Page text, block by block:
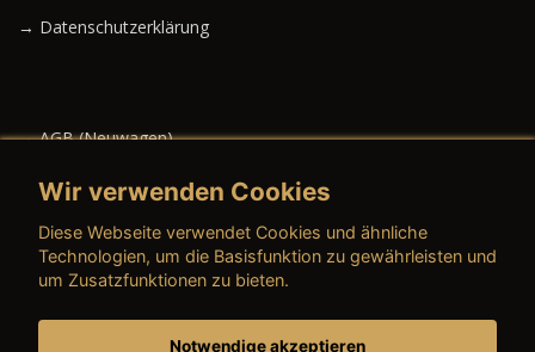
→ Datenschutzerklärung
→ AGB (Neuwagen)
→ AGB (Gebrauchtwagen)
→ AGB (Teile & Zubehör)
→ AGB (Dienstleistungen)
Wir verwenden Cookies
Diese Webseite verwendet Cookies und ähnliche
Technologien, um die Basisfunktion zu gewährleisten und
um Zusatzfunktionen zu bieten.
Notwendige akzeptieren